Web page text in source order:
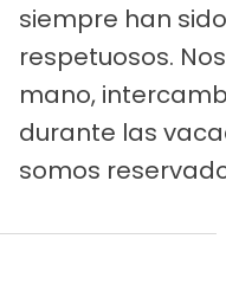
siempre han
respetuosos.
mano,
durante las
somos